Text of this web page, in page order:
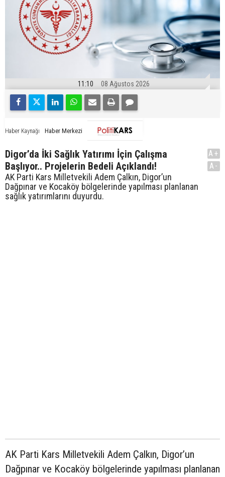
11:10 08 Ağustos 2026
Haber Kaynağı Haber Merkezi
Digor’da İki Sağlık Yatırımı İçin Çalışma
Başlıyor.. Projelerin Bedeli Açıklandı!
AK Parti Kars Milletvekili Adem Çalkın, Digor’un
Dağpınar ve Kocaköy bölgelerinde yapılması planlanan
sağlık yatırımlarını duyurdu.
A+
A-
AK Parti Kars Milletvekili Adem Çalkın, Digor’un
Dağpınar ve Kocaköy bölgelerinde yapılması planlanan